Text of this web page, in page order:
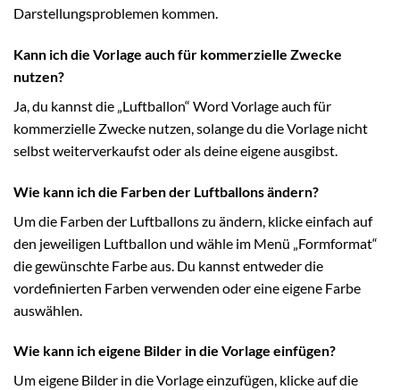
Darstellungsproblemen kommen.
Kann ich die Vorlage auch für kommerzielle Zwecke
nutzen?
Ja, du kannst die „Luftballon“ Word Vorlage auch für
kommerzielle Zwecke nutzen, solange du die Vorlage nicht
selbst weiterverkaufst oder als deine eigene ausgibst.
Wie kann ich die Farben der Luftballons ändern?
Um die Farben der Luftballons zu ändern, klicke einfach auf
den jeweiligen Luftballon und wähle im Menü „Formformat“
die gewünschte Farbe aus. Du kannst entweder die
vordefinierten Farben verwenden oder eine eigene Farbe
auswählen.
Wie kann ich eigene Bilder in die Vorlage einfügen?
Um eigene Bilder in die Vorlage einzufügen, klicke auf die